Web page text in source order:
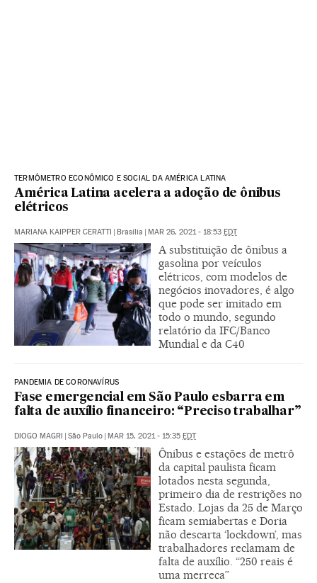
TERMÔMETRO ECONÔMICO E SOCIAL DA AMÉRICA LATINA
América Latina acelera a adoção de ônibus
elétricos
MARIANA KAIPPER CERATTI Brasília MAR 26, 2021 - 18:53 EDT
A substituição de ônibus a
gasolina por veículos
elétricos, com modelos de
negócios inovadores, é algo
que pode ser imitado em
todo o mundo, segundo
relatório da IFC/Banco
Mundial e da C40
PANDEMIA DE CORONAVÍRUS
Fase emergencial em São Paulo esbarra em
falta de auxílio financeiro: “Preciso trabalhar”
DIOGO MAGRI São Paulo MAR 15, 2021 - 15:35 EDT
Ônibus e estações de metrô
da capital paulista ficam
lotados nesta segunda,
primeiro dia de restrições no
Estado. Lojas da 25 de Março
ficam semiabertas e Doria
não descarta ‘lockdown’, mas
trabalhadores reclamam de
falta de auxílio. “250 reais é
uma merreca”